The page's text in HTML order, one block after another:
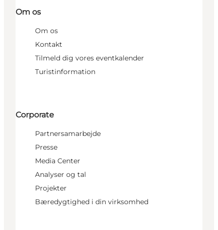
Om os
Om os
Kontakt
Tilmeld dig vores eventkalender
Turistinformation
Corporate
Partnersamarbejde
Presse
Media Center
Analyser og tal
Projekter
Bæredygtighed i din virksomhed